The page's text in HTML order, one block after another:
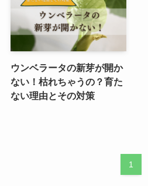
ウンベラータの新芽が開か
ない！枯れちゃうの？育た
ない理由とその対策
1